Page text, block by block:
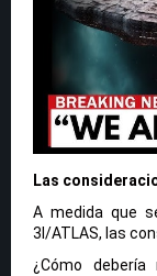
Las
A medida que
3I/ATLAS, las
¿Cómo